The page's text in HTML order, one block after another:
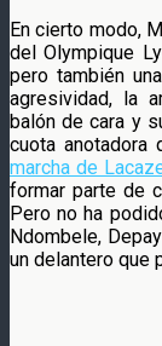
En cierto modo,
del Olympique
pero también
agresividad, la
balón de cara y
cuota anotadora
marcha de
formar parte de
Pero no ha
Ndombele,
un delantero que